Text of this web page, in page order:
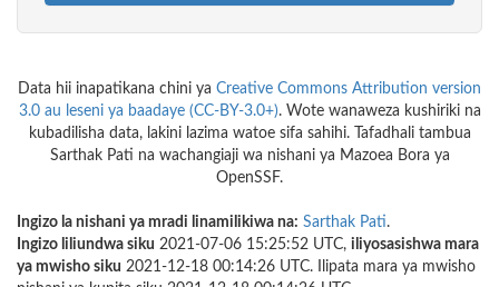
Data hii inapatikana chini ya Creative Commons Attribution version
3.0 au leseni ya baadaye (CC-BY-3.0+). Wote wanaweza kushiriki na
kubadilisha data, lakini lazima watoe sifa sahihi. Tafadhali tambua
Sarthak Pati na wachangiaji wa nishani ya Mazoea Bora ya
OpenSSF.
Ingizo la nishani ya mradi linamilikiwa na: Sarthak Pati.
Ingizo liliundwa siku 2021-07-06 15:25:52 UTC, iliyosasishwa mara
ya mwisho siku 2021-12-18 00:14:26 UTC. Ilipata mara ya mwisho